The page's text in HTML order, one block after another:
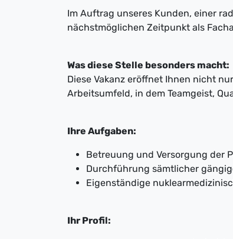
Im Auftrag unseres Kunden, einer
nächstmöglichen Zeitpunkt als
Was diese Stelle besonders macht:
Diese Vakanz eröffnet Ihnen nicht
Arbeitsumfeld, in dem Teamgeist,
Ihre Aufgaben:
Betreuung und Versorgung der
Durchführung sämtlicher
Eigenständige
Ihr Profil: